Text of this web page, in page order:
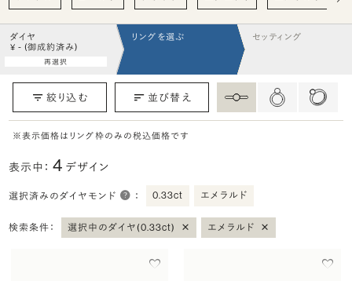
ダイヤ
¥ - (御成約済み)
再選択
リングを選ぶ セッティング
絞り込む 並び替え
※表示価格はリング枠のみの税込価格です
表示中：4 デザイン
選択済みのダイヤモンド ： 0.33ct エメラルド
検索条件： 選択中のダイヤ(0.33ct) × エメラルド ×